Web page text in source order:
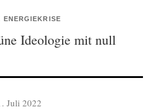
Ideologie mit null
Juli 2022